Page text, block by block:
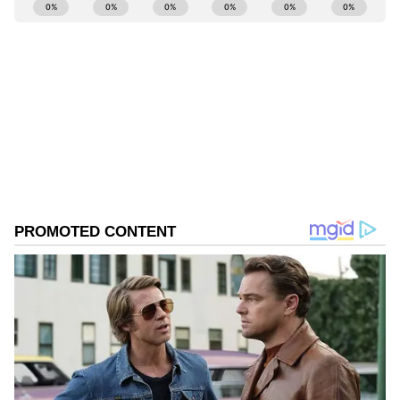
Ind vs Ban ಇಂದು ಭಾರತ-ಬಾಂಗ್ಲಾದೇಶ ಮೊದಲ
ಏಕದಿನ ಕದನ, ಶುಭಾರಂಭದ ನಿರೀಕ್ಷೆಯಲ್ಲಿ ರೋಹಿತ್